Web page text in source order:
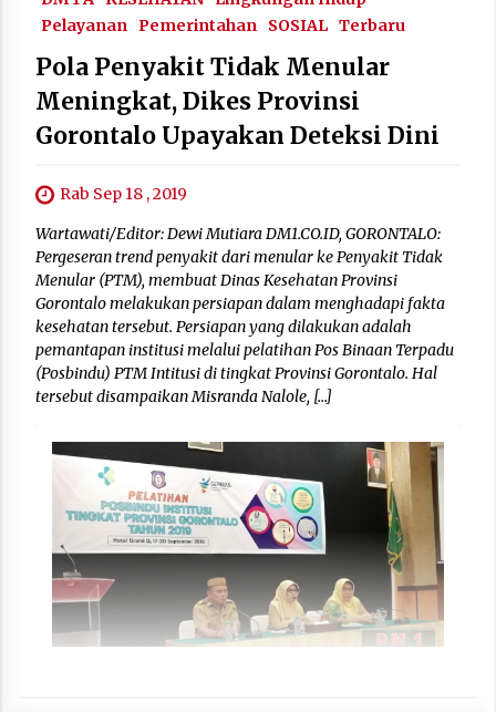
Pelayanan Pemerintahan SOSIAL Terbaru
Pola Penyakit Tidak Menular
Meningkat, Dikes Provinsi
Gorontalo Upayakan Deteksi Dini
Rab Sep 18 , 2019
Wartawati/Editor: Dewi Mutiara DM1.CO.ID, GORONTALO:
Pergeseran trend penyakit dari menular ke Penyakit Tidak
Menular (PTM), membuat Dinas Kesehatan Provinsi
Gorontalo melakukan persiapan dalam menghadapi fakta
kesehatan tersebut. Persiapan yang dilakukan adalah
pemantapan institusi melalui pelatihan Pos Binaan Terpadu
(Posbindu) PTM Intitusi di tingkat Provinsi Gorontalo. Hal
tersebut disampaikan Misranda Nalole, […]